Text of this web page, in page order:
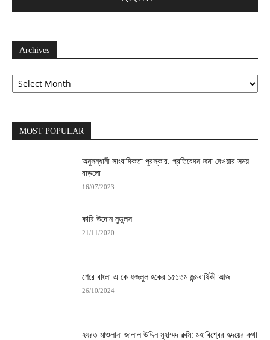
Archives
Archives
MOST POPULAR
অনুসন্ধানী সাংবাদিকতা পুরস্কার: প্রতিবেদন জমা দেওয়ার সময়
বাড়লো
16/07/2023
কারি উদোন নুডুলস
21/11/2020
শেরে বাংলা এ কে ফজলুল হকের ১৫১তম জন্মবার্ষিকী আজ
26/10/2024
হযরত মাওলানা জালাল উদ্দিন মুহাম্মদ রুমি: মহাবিশ্বের হৃদয়ের কথা